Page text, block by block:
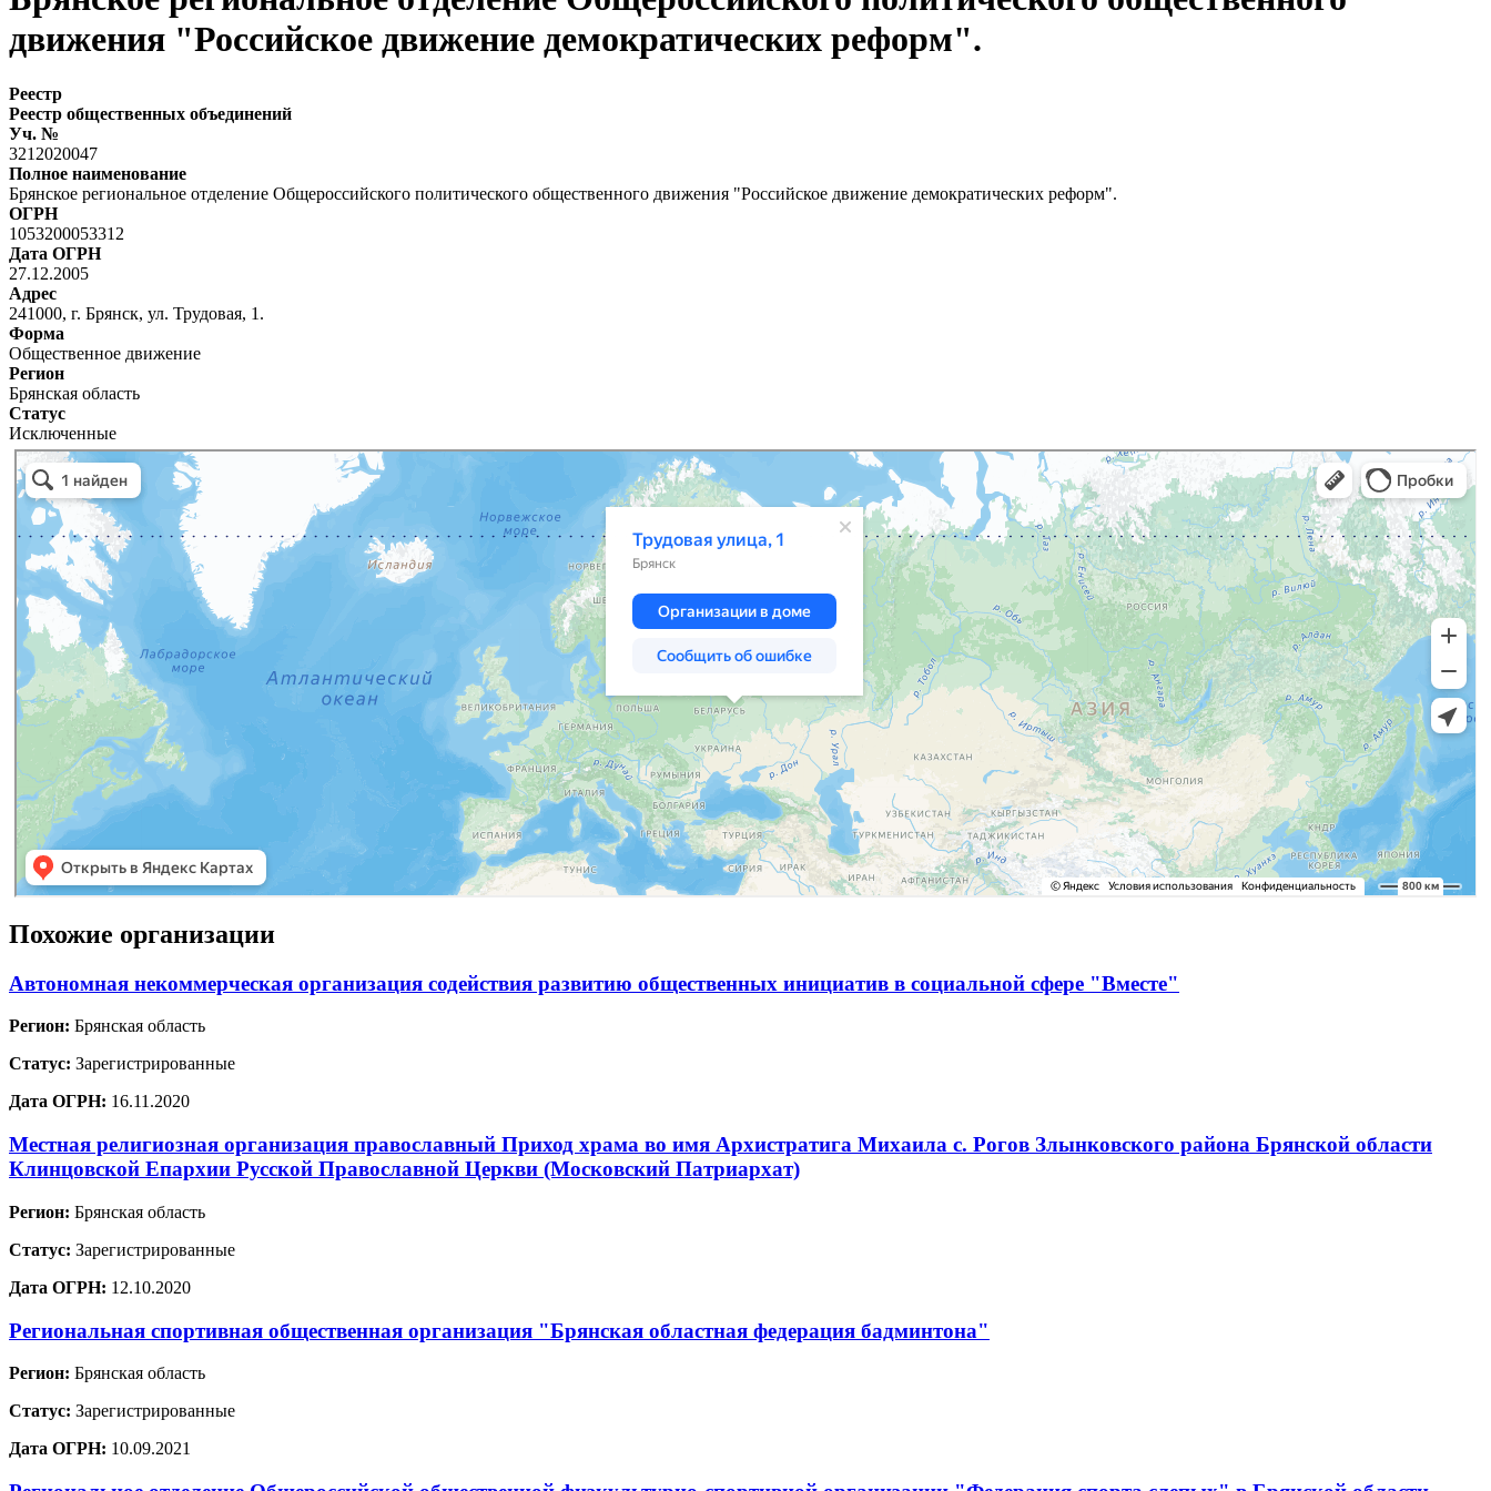
движения "Российское движение демократических реформ".
Реестр
Реестр общественных объединений
Уч. №
3212020047
Полное наименование
Брянское региональное отделение Общероссийского политического общественного движения "Российское движение демократических реформ".
ОГРН
1053200053312
Дата ОГРН
27.12.2005
Адрес
241000, г. Брянск, ул. Трудовая, 1.
Форма
Общественное движение
Регион
Брянская область
Статус
Исключенные
Похожие организации
Автономная некоммерческая организация содействия развитию общественных инициатив в социальной сфере "Вместе"
Регион: Брянская область
Статус: Зарегистрированные
Дата ОГРН: 16.11.2020
Местная религиозная организация православный Приход храма во имя Архистратига Михаила с. Рогов Злынковского района Брянской области
Клинцовской Епархии Русской Православной Церкви (Московский Патриархат)
Регион: Брянская область
Статус: Зарегистрированные
Дата ОГРН: 12.10.2020
Региональная спортивная общественная организация "Брянская областная федерация бадминтона"
Регион: Брянская область
Статус: Зарегистрированные
Дата ОГРН: 10.09.2021